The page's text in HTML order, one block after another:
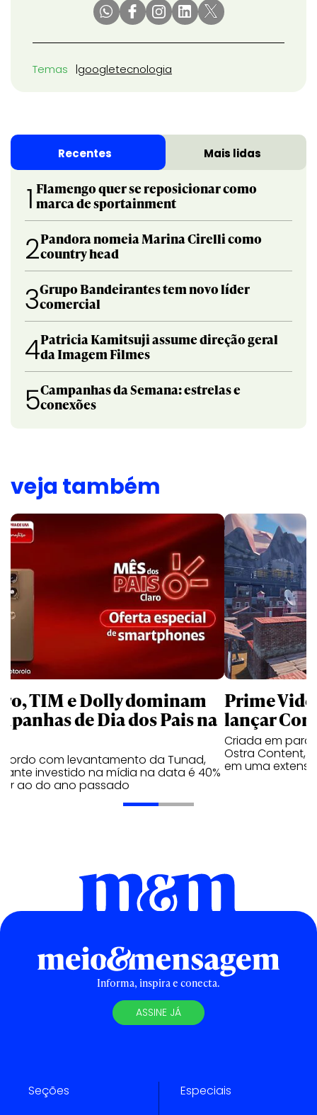
Temas googletecnologia
Recentes Mais lidas
1 Flamengo quer se reposicionar como
marca de sportainment
2Pandora nomeia Marina Cirelli como
country head
3Grupo Bandeirantes tem novo líder
comercial
4Patricia Kamitsuji assume direção geral
da Imagem Filmes
5Campanhas da Semana: estrelas e
conexões
veja também
TIM e Dolly dominam
de Dia dos Pais na
com levantamento da Tunad,
investido na mídia na data é 40%
ao do ano passado
Prime
lançar
Criada em
Ostra Content,
em uma
Informa, inspira e conecta.
ASSINE JÁ
Seções Especiais